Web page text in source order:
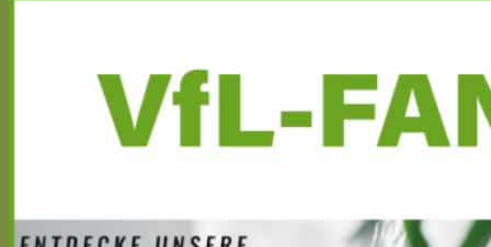
Haupt-